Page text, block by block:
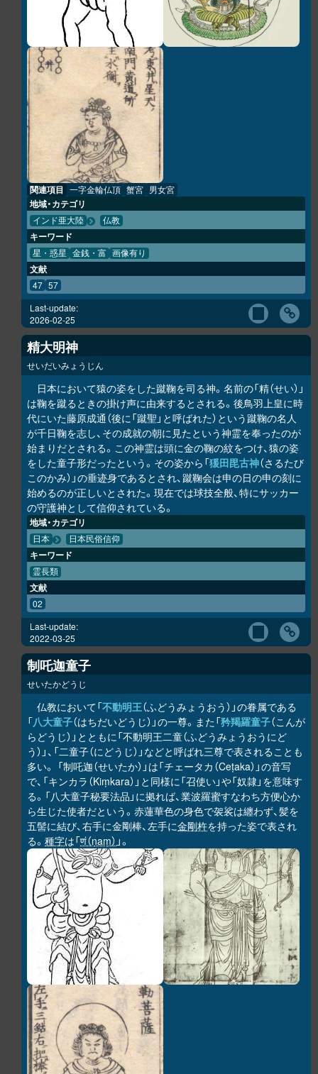
関連項目 一字金輪仏頂 蟹宮 男女宮
地域・カテゴリ
インド亜大陸 仏教
キーワード
星・惑星 金銭・富 画像有り
文献
47 57
Last-update:
2026-02-25
精大明神
せいだいみょうじん
日本において猿の姿をした蹴鞠を司る神。名前の「精（せい）」
は鞠を蹴るときの掛け声に由来するとされる。後鳥羽上皇に時
代にいた藤原成通（後に「蹴聖」と呼ばれた）という蹴鞠の名人
が千日鞠を志し、その成就の朝に見たという神霊を奉ったのが
始まりだとされる。この神霊は頭に金の鞠の紋をつけ、猿の姿
をした童子形だったという。その姿から「猨田毘古神（さるたび
このかみ）」の垂迹身であるとされ、蹴鞠会は申の日の申の刻に
始めるのが正しいとされた。現在では球技全般、特にサッカー
の守護神として信仰されている。
地域・カテゴリ
日本 日本民俗信仰
キーワード
霊長類
文献
02
Last-update:
2022-03-25
制吒迦童子
せいたかどうじ
仏教において「不動明王（ふどうみょうおう）」の眷属である
「八大童子（はちだいどうじ）」の一尊。また「矜羯羅童子（こんが
らどうじ）」とともに「不動明王二童（ふどうみょうおうにど
う）」、「二童子（にどうじ）」などと呼ばれ三尊で表されることも
多い。 「制吒迦（せいたか）」は「チェータカ（Ceṭaka）」の音写
で、「キンカラ（Kiṃkara）」と同様に「召使い」や「奴隷」を意味す
る。「八大童子秘要法品」に拠れば、業波羅蜜すなわち方便心か
ら生じた使者だという。赤蓮華色の身色で袈裟は纏わず、髪を
五髻に結び、右手に金剛棒、左手に金剛杵を持った姿で表され
る。 種字は「णं（ṇaṃ） 」。